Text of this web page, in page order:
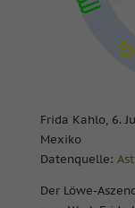
Frida Kahlo, 6.
Mexiko
Datenquelle:
Der Löwe-